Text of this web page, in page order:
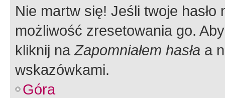
Nie martw się! Jeśli twoje
możliwość zresetowania go.
kliknij naZapomniałem hasła a
wskazówkami.
Góra